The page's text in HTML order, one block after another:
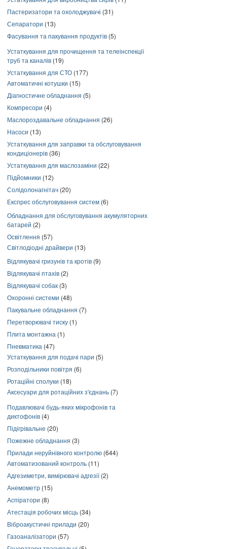
Пастеризатори та охолоджувачі (31)
Сепаратори (13)
Фасування та пакування продуктів (5)
Устаткування для прочищення та телеінспекції
труб та каналів (19)
Устаткування для СТО (177)
Автоматичні котушки (15)
Діагностичне обладнання (5)
Компресори (4)
Маслороздавальне обладнання (26)
Насоси (13)
Устаткування для заправки та обслуговування
кондиціонерів (36)
Устаткування для маслозаміни (22)
Підйомники (12)
Солідолонагнітач (20)
Експрес обслуговування систем (6)
Обладнання для обслуговування акумуляторних
батарей (2)
Освітлення (57)
Світлодіодні драйвери (13)
Відлякувачі гризунів та кротів (9)
Відлякувачі птахів (2)
Відлякувачі собак (3)
Охоронні системи (48)
Пакувальне обладнання (7)
Перетворювачі тиску (1)
Плита монтажна (1)
Пневматика (47)
Устаткування для подачі пари (5)
Розподільники повітря (6)
Ротаційні сполуки (18)
Аксесуари для ротаційних з'єднань (7)
Подавлювачі будь-яких мікрофонів та
диктофонів (4)
Підігрівальне (20)
Пожежне обладнання (3)
Прилади неруйнівного контролю (644)
Автоматизований контроль (11)
Адгезиметри, вимірювачі адгезії(2)
Анемометр (15)
Аспіратори (8)
Атестація робочих місць (34)
Віброакустичні прилади (20)
Газоаналізатори (57)